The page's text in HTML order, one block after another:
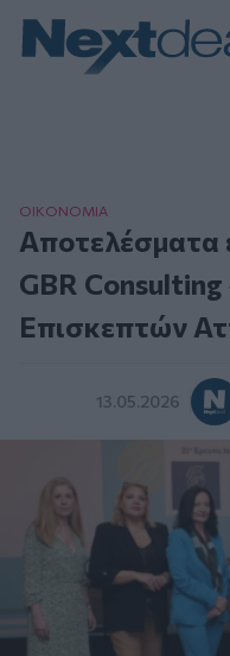
ΟΙΚΟΝΟΜΙΑ
GBR Consulting
Επισκεπτών
13.05.2026